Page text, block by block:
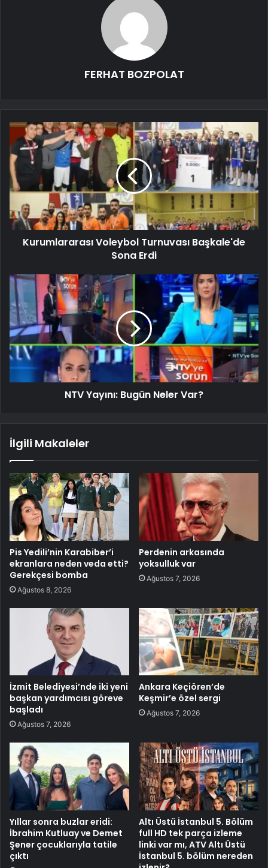
FERHAT BOZPOLAT
Kurumlararası Voleybol Turnuvası Başkale'de
Sona Erdi
NTV Yayını: Bugün Neler Var?
İlgili Makaleler
Pis Yedili’nin Karabiber’i
ekranlara neden veda etti?
Gerekçesi bomba
Ağustos 8, 2026
Perdenin arkasında
yoksulluk var
Ağustos 7, 2026
İzmit Belediyesi’nde iki yeni
başkan yardımcısı göreve
başladı
Ağustos 7, 2026
Ankara Keçiören’de
Keşmir’e özel sergi
Ağustos 7, 2026
Yıllar sonra buzlar eridi:
İbrahim Kutluay ve Demet
Şener çocuklarıyla tatile
çıktı
Altı Üstü İstanbul 5. Bölüm
full HD tek parça izleme
linki var mı, ATV Altı Üstü
İstanbul 5. bölüm nereden